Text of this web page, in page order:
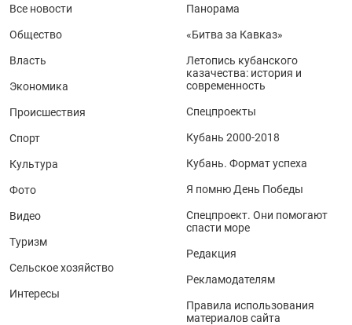
Все новости
Общество
Власть
Экономика
Происшествия
Спорт
Культура
Фото
Видео
Туризм
Сельское хозяйство
Интересы
Панорама
«Битва за Кавказ»
Летопись кубанского
казачества: история и
современность
Спецпроекты
Кубань 2000-2018
Кубань. Формат успеха
Я помню День Победы
Спецпроект. Они помогают
спасти море
Редакция
Рекламодателям
Правила использования
материалов сайта